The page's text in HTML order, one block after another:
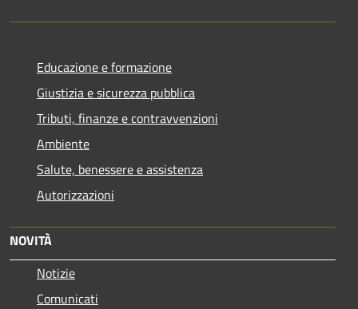
Educazione e formazione
Giustizia e sicurezza pubblica
Tributi, finanze e contravvenzioni
Ambiente
Salute, benessere e assistenza
Autorizzazioni
NOVITÀ
Notizie
Comunicati